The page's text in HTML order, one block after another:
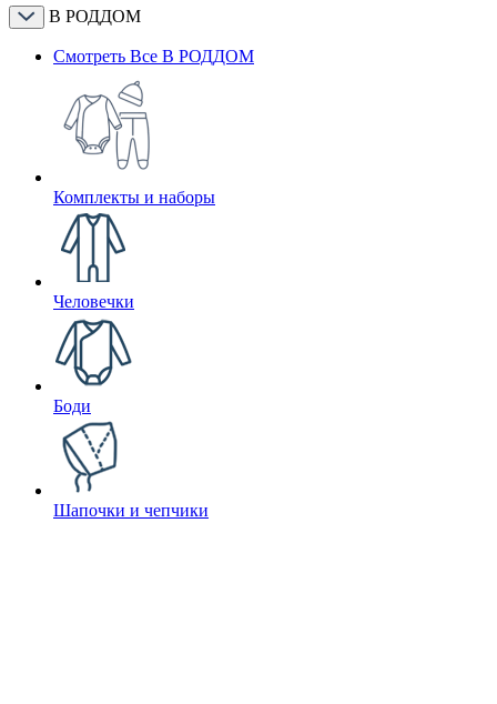
В РОДДОМ
Смотреть Все В РОДДОМ
Комплекты и наборы
Человечки
Боди
Шапочки и чепчики